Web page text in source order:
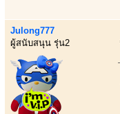
Julong777
ผู้สนับสนุน รุ่น2